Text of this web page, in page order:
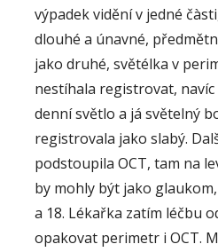
výpadek vidění v jedné
dlouhé a únavné,
jako druhé, světélka v
nestíhala registrovat,
denní světlo a já světelný
registrovala jako slabý.
podstoupila OCT, tam na
by mohly být jako
a 18. Lékařka zatím léčbu
opakovat perimetr i OCT.